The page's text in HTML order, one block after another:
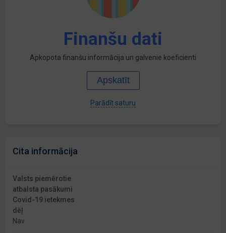
Finanšu dati
Apkopota finanšu informācija un galvenie koeficienti
Apskatīt
Parādīt saturu
Cita informācija
Valsts piemērotie
atbalsta pasākumi
Covid-19 ietekmes
dēļ
Nav